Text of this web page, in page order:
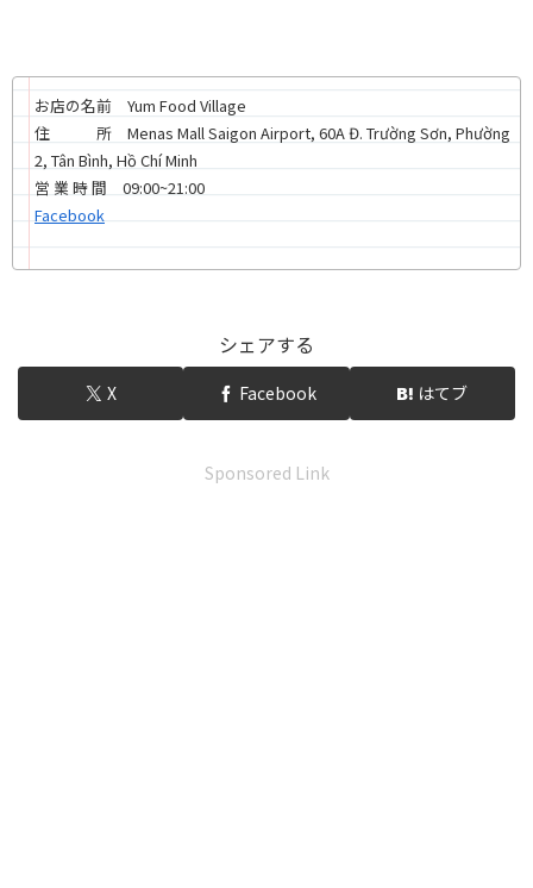
お店の名前 Yum Food Village
住 所 Menas Mall Saigon Airport, 60A Đ. Trường Sơn, Phường
2, Tân Bình, Hồ Chí Minh
営 業 時 間 09:00~21:00
Facebook
シェアする
X Facebook はてブ
Sponsored Link